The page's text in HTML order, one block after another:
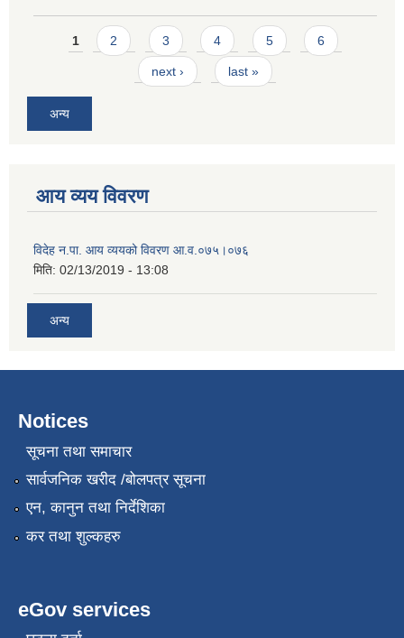
Pages
1 2 3 4 5 6
next › last »
अन्य
आय व्यय विवरण
विदेह न.पा. आय व्ययको विवरण आ.व.०७५।०७६
मिति: 02/13/2019 - 13:08
अन्य
Notices
सूचना तथा समाचार
सार्वजनिक खरीद /बोलपत्र सूचना
एन, कानुन तथा निर्देशिका
कर तथा शुल्कहरु
eGov services